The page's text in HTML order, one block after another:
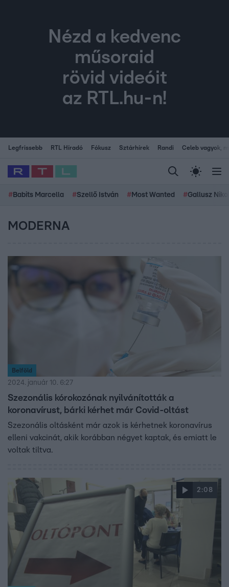
Nézd a kedvenc
műsoraid
rövid videóit
az RTL.hu-n!
Legfrissebb RTL Híradó Fókusz Sztárhírek Randi Celeb vagyok,
# Babits Marcella #Szellő István # Most Wanted #Gallusz
MODERNA
Belföld
2024. január 10. 6:27
Szezonális kórokozónak nyilvánították a
koronavírust, bárki kérhet már Covid-oltást
Szezonális oltásként már azok is kérhetnek koronavírus
elleni vakcinát, akik korábban négyet kaptak, és emiatt le
voltak tiltva.
2:08